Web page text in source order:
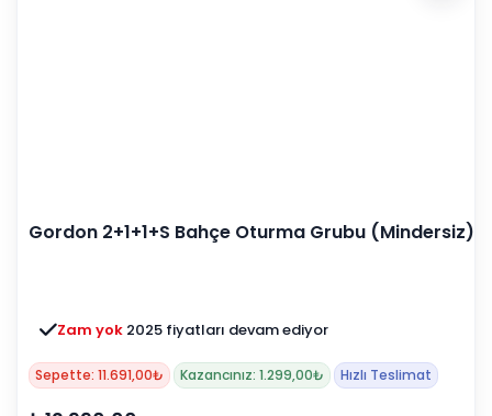
Gordon 2+1+1+S Bahçe Oturma Grubu (Mindersiz)
Zam yok 2025 fiyatları devam ediyor
Sepette: 11.691,00₺ Kazancınız: 1.299,00₺ Hızlı Teslimat